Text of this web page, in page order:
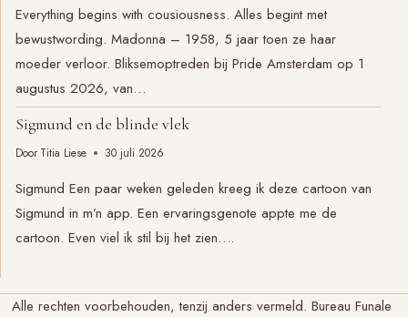
Everything begins with cousiousness. Alles begint met
bewustwording. Madonna – 1958, 5 jaar toen ze haar
moeder verloor. Bliksemoptreden bij Pride Amsterdam op 1
augustus 2026, van…
Sigmund en de blinde vlek
Door Titia Liese 30 juli 2026
Sigmund Een paar weken geleden kreeg ik deze cartoon van
Sigmund in m’n app. Een ervaringsgenote appte me de
cartoon. Even viel ik stil bij het zien….
Alle rechten voorbehouden, tenzij anders vermeld. Bureau Funale